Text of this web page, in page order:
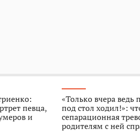
певца,
и
«Только вчера
под стол ходил!»:
сепарационная
родителям с ней